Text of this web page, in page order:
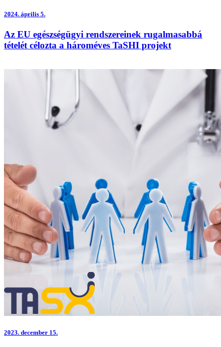
2024. április 5.
Az EU egészségügyi rendszereinek rugalmasabbá
tételét célozta a hároméves TaSHI projekt
2023. december 15.